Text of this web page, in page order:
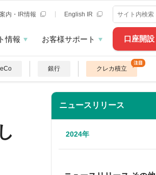
口座開設
内・IR情報 English IR
情報 お客様サポート
銀行 クレカ積立
ニュースリリース
2024年